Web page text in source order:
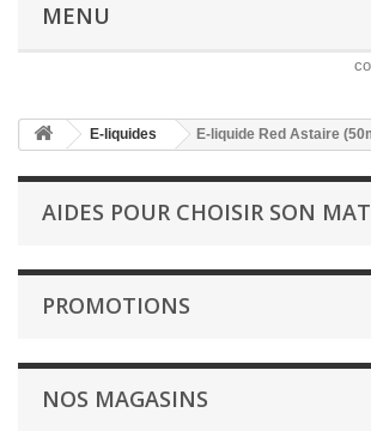
MENU
E-liquides E-liquide Red Astaire
AIDES POUR CHOISIR SON
PROMOTIONS
NOS MAGASINS